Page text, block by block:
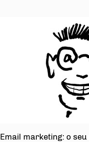
Email marketing: o